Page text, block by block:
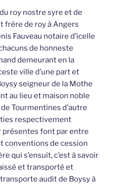
roy nostre syre et de
frère de roy à Angers
Fauveau notaire d’icelle
de honneste
demeurant en la
ville d’une part et
seigneur de la Mothe
au lieu et maison noble
Tourmentines d’autre
respectivement
font par entre
conventions de cession
qui s’ensuit, c’est à savoir
et transporté et
audit de Boysy à